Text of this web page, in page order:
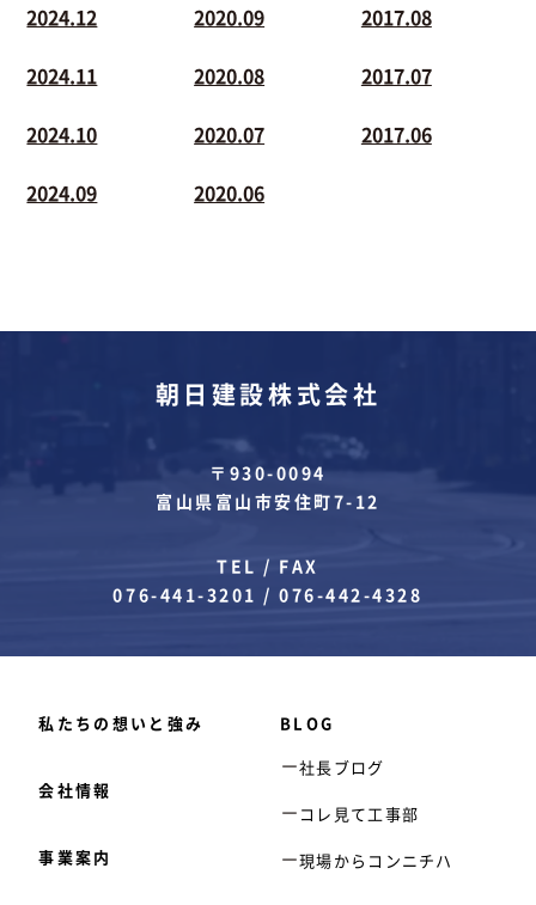
2024.12
2024.11
2024.10
2024.09
2020.09
2020.08
2020.07
2020.06
2017.08
2017.07
2017.06
朝日建設株式会社
〒930-0094
富山県富山市安住町7-12
TEL / FAX
076-441-3201 /076-442-4328
私たちの想いと強み
会社情報
事業案内
BLOG
社長ブログ
コレ見て工事部
現場からコンニチハ